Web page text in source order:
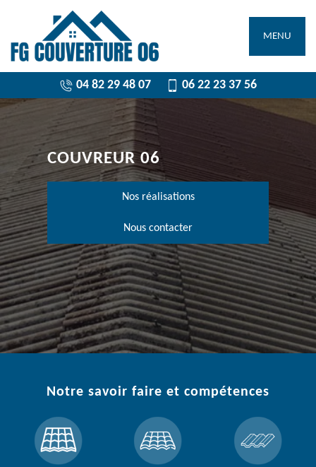
MENU
04 82 29 48 07 06 22 23 37 56
COUVREUR 06
Nos réalisations
Nous contacter
Notre savoir faire et compétences